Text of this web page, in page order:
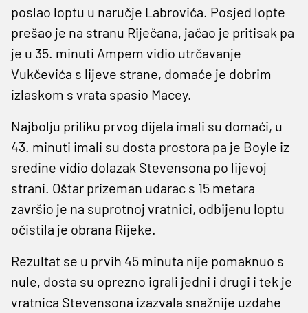
poslao loptu u naručje Labrovića. Posjed lopte
prešao je na stranu Riječana, jačao je pritisak pa
je u 35. minuti Ampem vidio utrčavanje
Vukčevića s lijeve strane, domaće je dobrim
izlaskom s vrata spasio Macey.
Najbolju priliku prvog dijela imali su domaći, u
43. minuti imali su dosta prostora pa je Boyle iz
sredine vidio dolazak Stevensona po lijevoj
strani. Oštar prizeman udarac s 15 metara
završio je na suprotnoj vratnici, odbijenu loptu
očistila je obrana Rijeke.
Rezultat se u prvih 45 minuta nije pomaknuo s
nule, dosta su oprezno igrali jedni i drugi i tek je
vratnica Stevensona izazvala snažnije uzdahe